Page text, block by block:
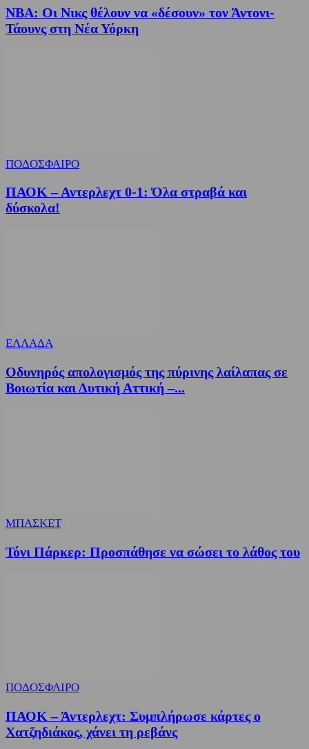
NBA: Οι Νικς θέλουν να «δέσουν» τον Άντονι-
Τάουνς στη Νέα Υόρκη
ΠΟΔΟΣΦΑΙΡΟ
ΠΑΟΚ – Αντερλεχτ 0-1: Όλα στραβά και
δύσκολα!
ΕΛΛΑΔΑ
Οδυνηρός απολογισμός της πύρινης λαίλαπας σε
Βοιωτία και Δυτική Αττική –...
ΜΠΑΣΚΕΤ
Τόνι Πάρκερ: Προσπάθησε να σώσει το λάθος του
ΠΟΔΟΣΦΑΙΡΟ
ΠΑΟΚ – Άντερλεχτ: Συμπλήρωσε κάρτες ο
Χατζηδιάκος, χάνει τη ρεβάνς